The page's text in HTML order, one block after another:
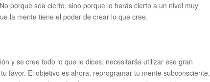
porque sea cierto, sino porque lo harás cierto a un nivel muy
la mente tiene el poder de crear lo que cree.
y se cree todo lo que le dices, necesitarás utilizar ese gran
favor. El objetivo es ahora, reprogramar tu mente subconsciente,